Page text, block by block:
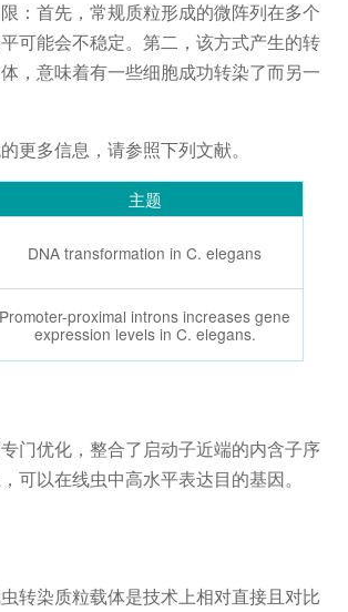
：首先，常规质粒形成的微阵列在多个
可能会不稳定。第二，该方式产生的转
，意味着有一些细胞成功转染了而另一
更多信息，请参照下列文献。
主题
DNA transformation in C. elegans
Promoter-proximal introns increases gene
expression levels in C. elegans.
门优化，整合了启动子近端的内含子序
可以在线虫中高水平表达目的基因。
转染质粒载体是技术上相对直接且对比